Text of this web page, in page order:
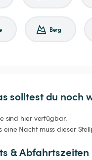
Berg
solltest du noch
sind hier verfügbar.
eine Nacht muss dieser
& Abfahrtszeiten